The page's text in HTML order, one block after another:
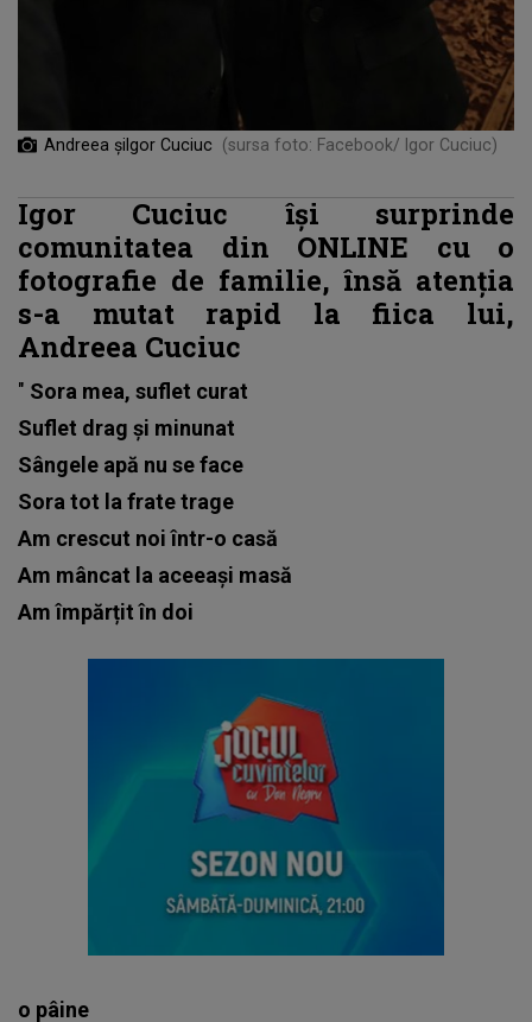
Andreea șiIgor Cuciuc (sursa foto: Facebook/ Igor Cuciuc)
Igor Cuciuc își surprinde
comunitatea din ONLINE cu o
fotografie de familie, însă atenția
s-a mutat rapid la fiica lui,
Andreea Cuciuc
" Sora mea, suflet curat
Suflet drag și minunat
Sângele apă nu se face
Sora tot la frate trage
Am crescut noi într-o casă
Am mâncat la aceeași masă
Am împărțit în doi
o pâine